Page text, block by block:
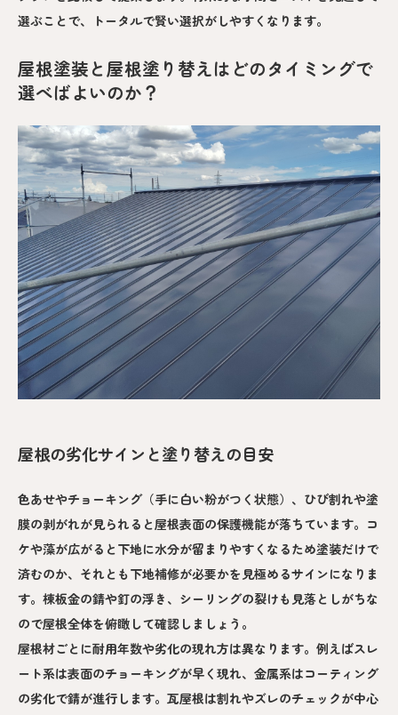
選ぶことで、トータルで賢い選択がしやすくなります。
屋根塗装と屋根塗り替えはどのタイミングで
選べばよいのか？
屋根の劣化サインと塗り替えの目安
色あせやチョーキング（手に白い粉がつく状態）、ひび割れや塗
膜の剥がれが見られると屋根表面の保護機能が落ちています。コ
ケや藻が広がると下地に水分が留まりやすくなるため塗装だけで
済むのか、それとも下地補修が必要かを見極めるサインになりま
す。棟板金の錆や釘の浮き、シーリングの裂けも見落としがちな
ので屋根全体を俯瞰して確認しましょう。
屋根材ごとに耐用年数や劣化の現れ方は異なります。例えばスレ
ート系は表面のチョーキングが早く現れ、金属系はコーティング
の劣化で錆が進行します。瓦屋根は割れやズレのチェックが中心